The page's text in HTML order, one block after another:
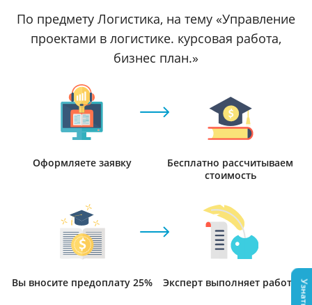
По предмету Логистика, на тему «Управление
проектами в логистике. курсовая работа,
бизнес план.»
Оформляете заявку
Бесплатно рассчитываем
стоимость
Вы вносите предоплату 25% Эксперт выполняет работу